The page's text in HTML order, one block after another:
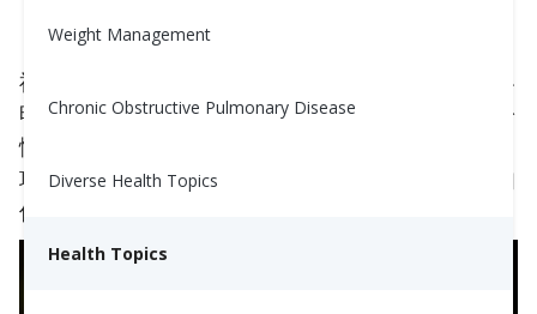
Weight Management
Chronic Obstructive Pulmonary Disease
Diverse Health Topics
Health Topics
March 15, 2024
神聖的齋戒月是靈性反思與自律的時刻，但我們從黎
明到日落都在禁食。這是極端身體疲憊的體驗！對於
慢性病患者，您必須謹慎。以下是您需要了解的事
項，以便在齋戒月期間做出明智的禁食決定，以及如
何調整您的藥物。